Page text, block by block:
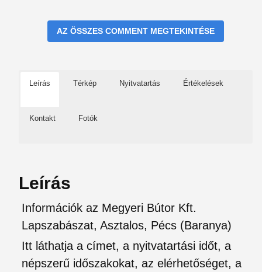
AZ ÖSSZES COMMENT MEGTEKINTÉSE
Leírás Térkép Nyitvatartás Értékelések
Kontakt Fotók
Leírás
Információk az Megyeri Bútor Kft.
Lapszabászat, Asztalos, Pécs (Baranya)
Itt láthatja a címet, a nyitvatartási időt, a
népszerű időszakokat, az elérhetőséget, a